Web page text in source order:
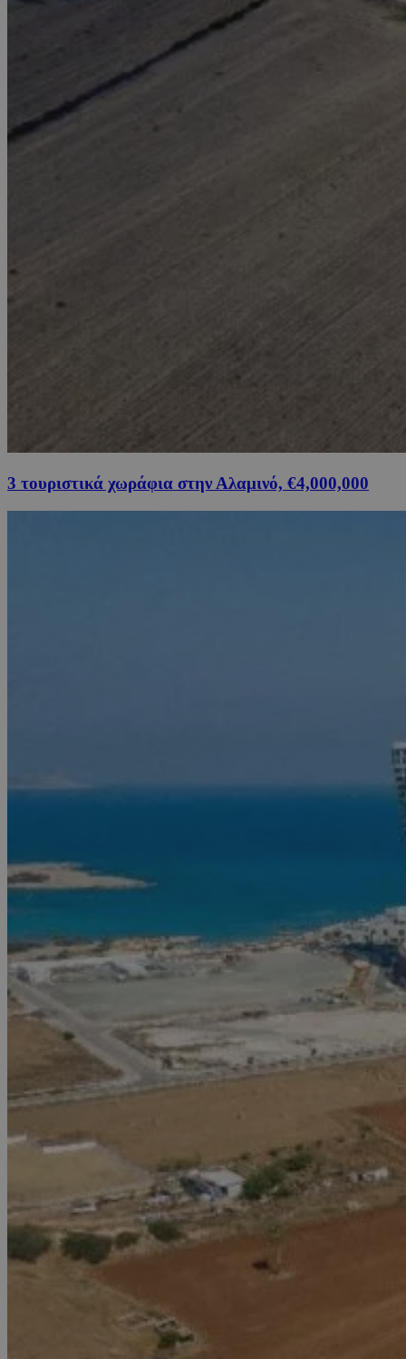
3 τουριστικά χωράφια στην Αλαμινό, €4,000,000